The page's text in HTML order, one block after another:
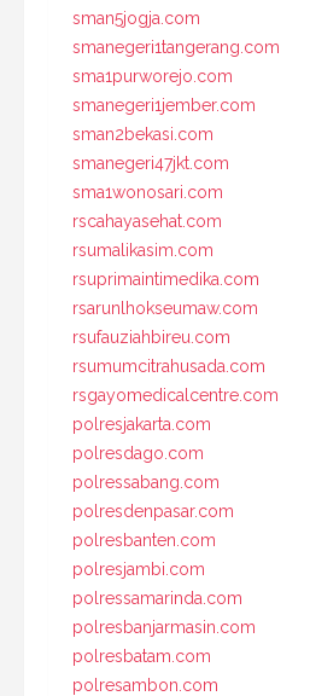
sman5jogja.com
smanegeri1tangerang.com
sma1purworejo.com
smanegeri1jember.com
sman2bekasi.com
smanegeri47jkt.com
sma1wonosari.com
rscahayasehat.com
rsumalikasim.com
rsuprimaintimedika.com
rsarunlhokseumaw.com
rsufauziahbireu.com
rsumumcitrahusada.com
rsgayomedicalcentre.com
polresjakarta.com
polresdago.com
polressabang.com
polresdenpasar.com
polresbanten.com
polresjambi.com
polressamarinda.com
polresbanjarmasin.com
polresbatam.com
polresambon.com